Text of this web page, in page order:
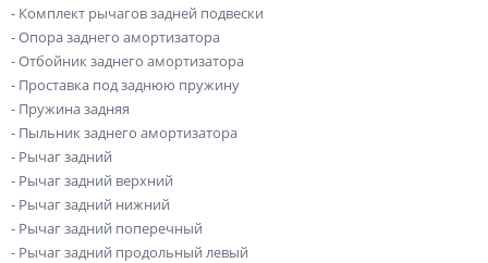
- Комплект рычагов задней подвески
- Опора заднего амортизатора
- Отбойник заднего амортизатора
- Проставка под заднюю пружину
- Пружина задняя
- Пыльник заднего амортизатора
- Рычаг задний
- Рычаг задний верхний
- Рычаг задний нижний
- Рычаг задний поперечный
- Рычаг задний продольный левый